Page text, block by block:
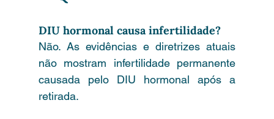
DIU hormonal causa infertilidade?
Não. As evidências e diretrizes atuais
não mostram infertilidade permanente
causada pelo DIU hormonal após a
retirada.